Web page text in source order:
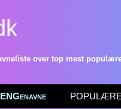
over top mest
POPULÆRE